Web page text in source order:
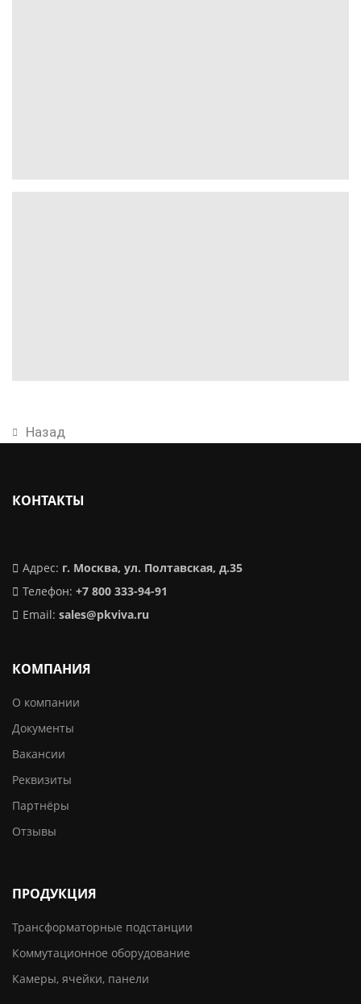
Назад
КОНТАКТЫ
Адрес: г. Москва, ул. Полтавская, д.35
Телефон: +7 800 333-94-91
Email: sales@pkviva.ru
КОМПАНИЯ
О компании
Документы
Вакансии
Реквизиты
Партнёры
Отзывы
ПРОДУКЦИЯ
Трансформаторные подстанции
Коммутационное оборудование
Камеры, ячейки, панели